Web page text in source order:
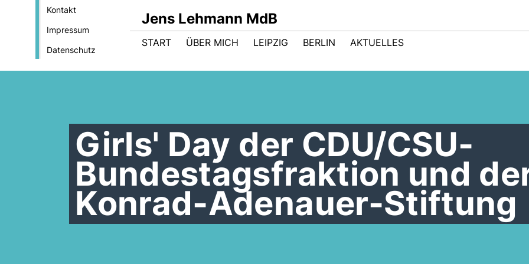
Kontakt
Impressum
Datenschutz
Jens Lehmann MdB
START ÜBER MICH LEIPZIG BERLIN AKTUELLES
Girls' Day der CDU/CSU-
Bundestagsfraktion und
Konrad-Adenauer-Stiftung